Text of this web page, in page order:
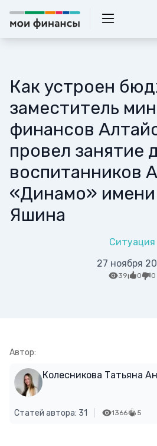
Как устроен
заместитель
финансов
провел занятие
воспитанников
«Динамо»
Яшина
Ситуация
27 ноября
39 0 0
Автор:
Колесникова Татьяна
Статей автора: 31 1366 5